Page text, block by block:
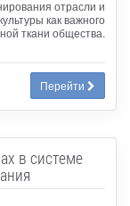
отрасли и
как важного
ткани общества.
Перейти
в системе